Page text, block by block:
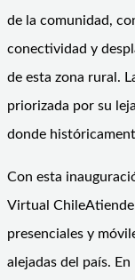
de la comunidad,
conectividad y
de esta zona rural.
priorizada por su
donde
Con esta
Virtual ChileAtiende
presenciales y
alejadas del país.